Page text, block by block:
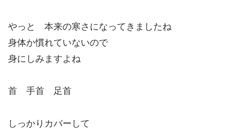
やっと 本来の寒さになってきましたね
身体か慣れていないので
身にしみますよね
首 手首 足首
しっかりカバーして